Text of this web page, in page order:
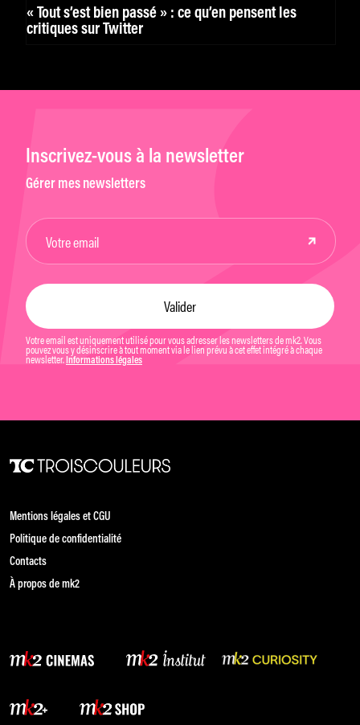
« Tout s’est bien passé » : ce qu’en pensent les
critiques sur Twitter
Inscrivez-vous à la newsletter
Gérer mes newsletters
Votre email est uniquement utilisé pour vous adresser les newsletters de mk2. Vous
pouvez vous y désinscrire à tout moment via le lien prévu à cet effet intégré à chaque
newsletter. Informations légales
Mentions légales et CGU
Politique de confidentialité
Contacts
À propos de mk2